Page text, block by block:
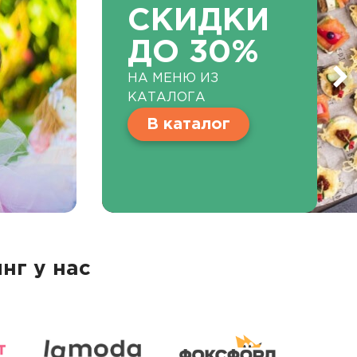
СКИДКИ
ДО 30%
НА МЕНЮ ИЗ
КАТАЛОГА
В каталог
у нас